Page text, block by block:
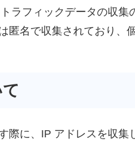
ラフィックデータの収集
匿名で収集されており、
際に、IP アドレスを収集